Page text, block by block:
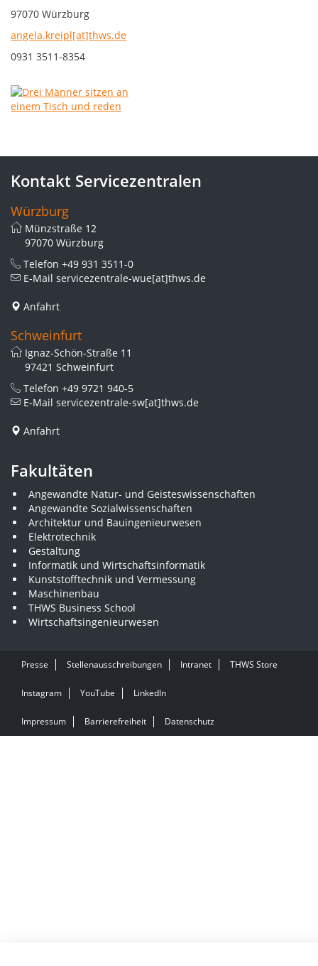
97070 Würzburg
angela.kreipl[at]thws.de
0931 3511-8354
Kontakt Servicezentralen
Würzburg
Münzstraße 12
97070 Würzburg
Telefon +49 931 3511-0
E-Mail servicezentrale-wue[at]thws.de
Anfahrt
Schweinfurt
Ignaz-Schön-Straße 11
97421 Schweinfurt
Telefon +49 9721 940-5
E-Mail servicezentrale-sw[at]thws.de
Anfahrt
Fakultäten
Angewandte Natur- und Geisteswissenschaften
Angewandte Sozialwissenschaften
Architektur und Bauingenieurwesen
Elektrotechnik
Gestaltung
Informatik und Wirtschaftsinformatik
Kunststofftechnik und Vermessung
Maschinenbau
THWS Business School
Wirtschaftsingenieurwesen
Presse Stellenausschreibungen Intranet THWS Store
Instagram YouTube LinkedIn
Impressum Barrierefreiheit Datenschutz